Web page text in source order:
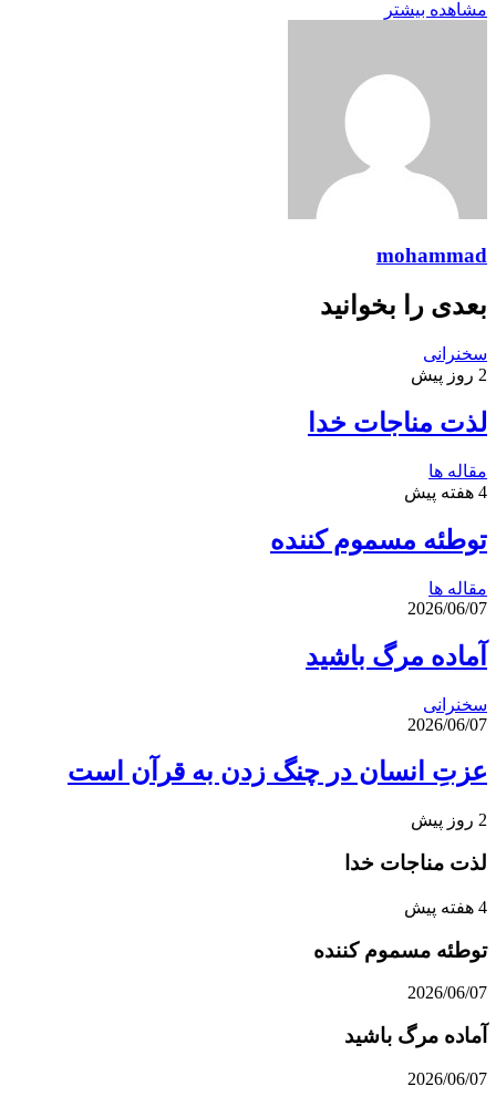
مشاهده بیشتر
mohammad
بعدی را بخوانید
سخنرانی
2 روز پیش
لذت مناجات خدا
مقاله ها
4 هفته پیش
توطئه مسموم کننده
مقاله ها
2026/06/07
آماده مرگ باشید
سخنرانی
2026/06/07
عزتِ انسان در چنگ زدن به قرآن است
2 روز پیش
لذت مناجات خدا
4 هفته پیش
توطئه مسموم کننده
2026/06/07
آماده مرگ باشید
2026/06/07